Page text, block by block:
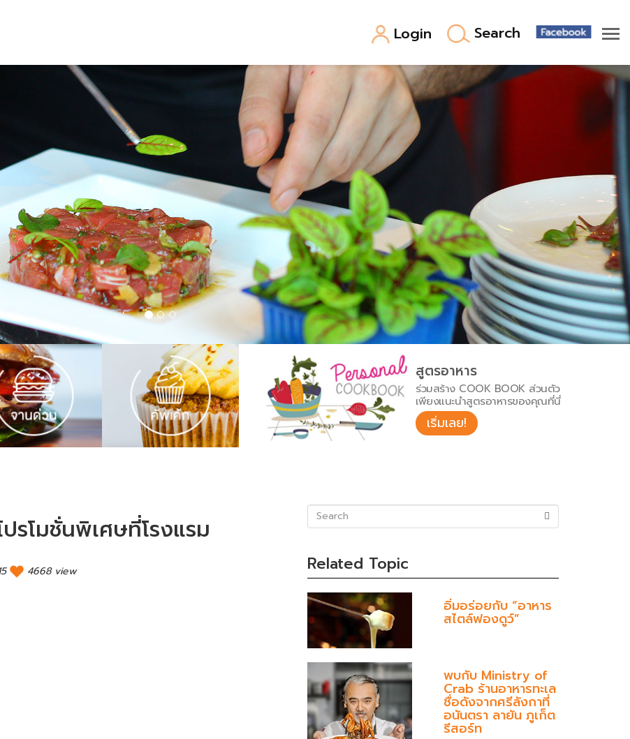
Login Search
สูตรอาหาร
ร่วมสร้าง COOK BOOK ส่วนตัว
เพียงแนะนำสูตรอาหารของคุณที่นี่
เริ่มเลย!
โมชั่นพิเศษที่โรงแรม
4668 view Related Topic
อิ่มอร่อยกับ “อาหาร
สไตล์ฟองดูว์”
พบกับ Ministry of
Crab ร้านอาหารทะเล
ชื่อดังจากศรีลังกาที่
อนันตรา ลายัน ภูเก็ต
รีสอร์ท